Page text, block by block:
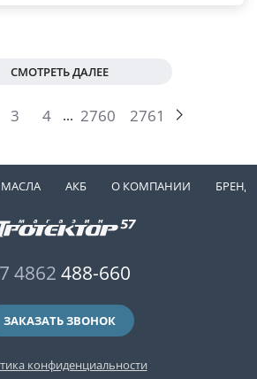
СМОТРЕТЬ ДАЛЕЕ
3 4 ... 2760 2761
МАСЛА АКБ О КОМПАНИИ
конфиденциальности
4862 488-660
ЗАКАЗАТЬ ЗВОНОК